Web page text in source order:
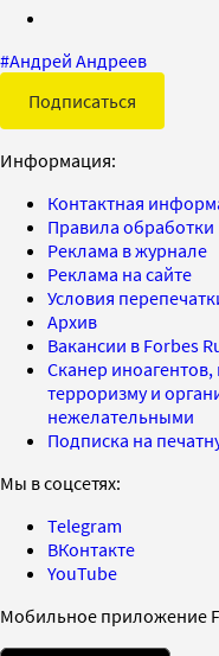
#Андрей Андреев
Подписаться
Информация:
Контактная
Правила обработки
Реклама в журнале
Реклама на сайте
Условия
Архив
Вакансии в Forbes
Сканер иноагентов,
терроризму и
нежелательными
Подписка на
Мы в соцсетях:
Telegram
ВКонтакте
YouTube
Мобильное приложение